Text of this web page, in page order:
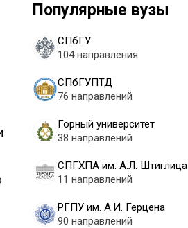
Популярные вузы
СПбГУ
104 направления
СПбГУПТД
76 направлений
Горный университет
38 направлений
СПГХПА им. А.Л. Штиглица
11 направлений
РГПУ им. А.И. Герцена
90 направлений